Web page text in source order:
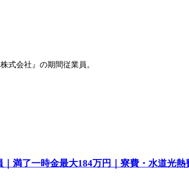
式会社』の期間従業員。
満了一時金最大184万円｜寮費・水道光